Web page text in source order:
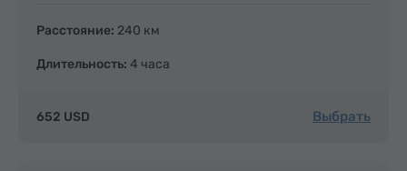
Расстояние: 240 км
Длительность: 4 часа
652 USD Выбрать